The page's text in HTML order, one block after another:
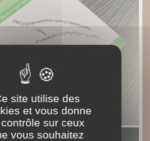
site utilise des
et vous donne
sur ceux
vous souhaitez